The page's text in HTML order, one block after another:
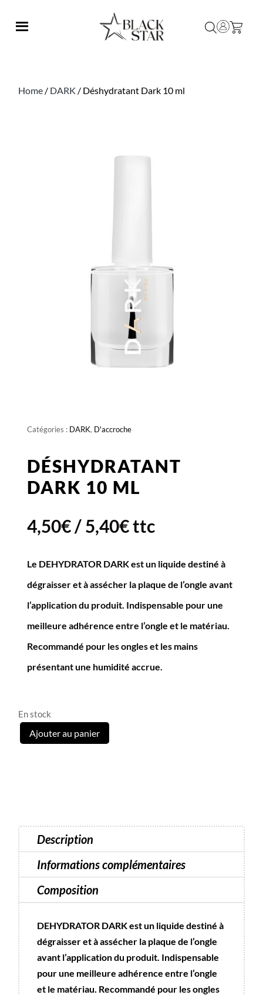
Home / DARK / Déshydratant Dark 10 ml
Catégories : DARK, D'accroche
DÉSHYDRATANT
DARK 10 ML
4,50€/5,40€ttc
Le DEHYDRATOR DARK est un liquide destiné à
dégraisser et à assécher la plaque de l’ongle avant
l’application du produit. Indispensable pour une
meilleure adhérence entre l’ongle et le matériau.
Recommandé pour les ongles et les mains
présentant une humidité accrue.
En stock
quantité
Ajouter au panier
Description
Informations complémentaires
Composition
DEHYDRATOR DARK est un liquide destiné à
dégraisser et à assécher la plaque de l’ongle
avant l’application du produit. Indispensable
pour une meilleure adhérence entre l’ongle
et le matériau. Recommandé pour les ongles